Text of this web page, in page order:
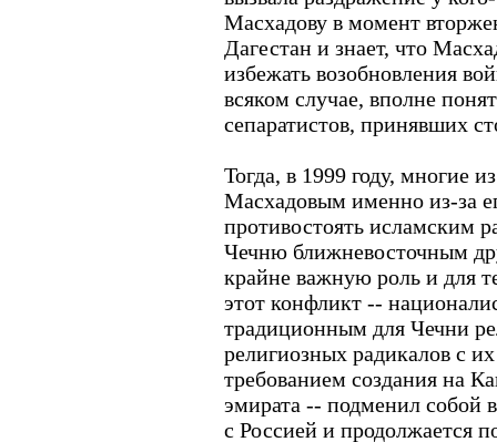
Масхадову в момент
Дагестан и знает, что
избежать возобновления
всяком случае, вполне
сепаратистов, принявших
Тогда, в 1999 году, многие
Масхадовым именно из-за
противостоять исламским
Чечню ближневосточным
крайне важную роль и для
этот конфликт --
традиционным для Чечни
религиозных радикалов с
требованием создания на
эмирата -- подменил собой
с Россией и продолжается